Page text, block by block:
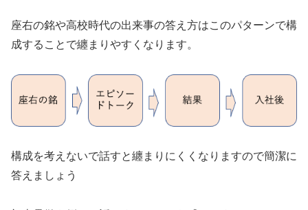
座右の銘や高校時代の出来事の答え方はこのパターンで構
成することで纏まりやすくなります。
構成を考えないで話すと纏まりにくくなりますので簡潔に
答えましょう